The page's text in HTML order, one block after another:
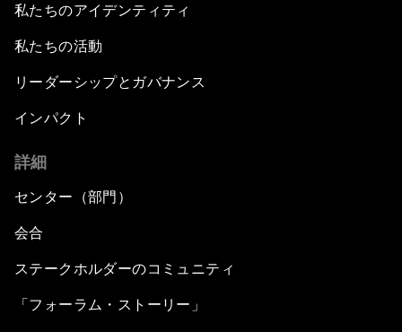
私たちのアイデンティティ
私たちの活動
リーダーシップとガバナンス
インパクト
詳細
センター（部門）
会合
ステークホルダーのコミュニティ
「フォーラム・ストーリー」